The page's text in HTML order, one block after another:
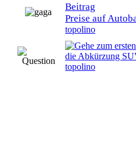
Preise auf
topolino
0 Bewertung(en) - 0 von
die Abkürzung
topolino
0 Bewertung(en) - 0 von